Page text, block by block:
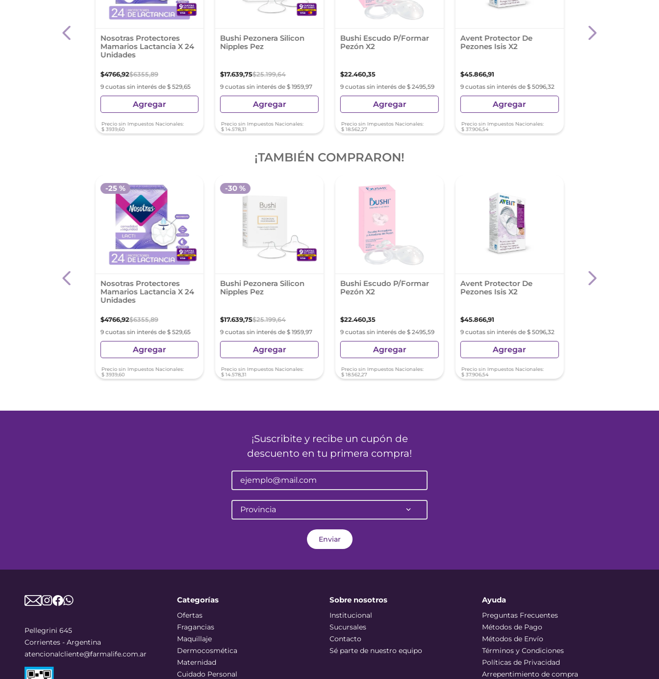
Nosotras Protectores
Mamarios Lactancia X 24
Unidades
$4766,92$6355,89
9 cuotas sin interés de $ 529,65
Agregar
Precio sin Impuestos Nacionales:
$ 3939,60
Bushi Pezonera Silicon
Nipples Pez
$17.639,75$25.199,64
9 cuotas sin interés de $ 1959,97
Agregar
Precio sin Impuestos Nacionales:
$ 14.578,31
Bushi Escudo P/Formar
Pezón X2
$22.460,35
9 cuotas sin interés de $ 2495,59
Agregar
Precio sin Impuestos Nacionales:
$ 18.562,27
Avent Protector De
Pezones Isis X2
$45.866,91
9 cuotas sin interés de $ 5096,32
Agregar
Precio sin Impuestos Nacionales:
$ 37.906,54
Avent Protectores
¡TAMBIÉN COMPRARON!
Nosotras Protectores
Mamarios Lactancia X 24
Unidades
$4766,92$6355,89
9 cuotas sin interés de $ 529,65
-25 %
Agregar
Precio sin Impuestos Nacionales:
$ 3939,60
Bushi Pezonera Silicon
Nipples Pez
$17.639,75$25.199,64
9 cuotas sin interés de $ 1959,97
-30 %
Agregar
Precio sin Impuestos Nacionales:
$ 14.578,31
Bushi Escudo P/Formar
Pezón X2
$22.460,35
9 cuotas sin interés de $ 2495,59
Agregar
Precio sin Impuestos Nacionales:
$ 18.562,27
Avent Protector De
Pezones Isis X2
$45.866,91
9 cuotas sin interés de $ 5096,32
Agregar
Precio sin Impuestos Nacionales:
$ 37.906,54
Avent Protectores
¡Suscribite y recibe un cupón de
descuento en tu primera compra!
Provincia
Enviar
Pellegrini 645
Corrientes - Argentina
atencionalcliente@farmalife.com.ar
Categorías
Ofertas
Fragancias
Maquillaje
Dermocosmética
Maternidad
Cuidado Personal
Sobre nosotros
Institucional
Sucursales
Contacto
Sé parte de nuestro equipo
Ayuda
Preguntas Frecuentes
Métodos de Pago
Métodos de Envío
Términos y Condiciones
Políticas de Privacidad
Arrepentimiento de compra